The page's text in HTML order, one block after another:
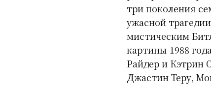
три поколения
ужасной
мистическим
картины 1988
Райдер и Кэтрин
Джастин Теру,